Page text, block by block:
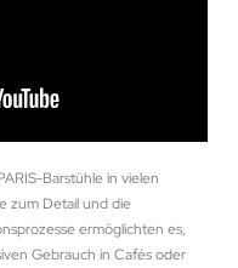
Barstühle in vielen
zum Detail und die
ermöglichten es,
Gebrauch in Cafés oder